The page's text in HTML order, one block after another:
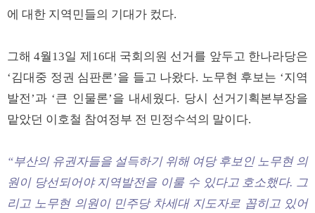
에 대한 지역민들의 기대가 컸다.
그해 4월13일 제16대 국회의원 선거를 앞두고 한나라당은
‘김대중 정권 심판론’을 들고 나왔다. 노무현 후보는 ‘지역
발전’과 ‘큰 인물론’을 내세웠다. 당시 선거기획본부장을
맡았던 이호철 참여정부 전 민정수석의 말이다.
“부산의 유권자들을 설득하기 위해 여당 후보인 노무현 의
원이 당선되어야 지역발전을 이룰 수 있다고 호소했다. 그
리고 노무현 의원이 민주당 차세대 지도자로 꼽히고 있어